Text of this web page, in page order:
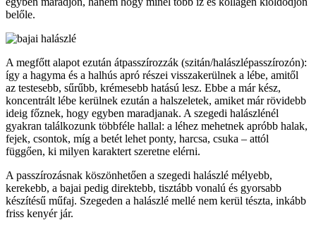
belőle.
A megfőtt alapot ezután átpasszírozzák (szitán/halászlépasszírozón):
így a hagyma és a halhús apró részei visszakerülnek a lébe, amitől
az testesebb, sűrűbb, krémesebb hatású lesz. Ebbe a már kész,
koncentrált lébe kerülnek ezután a halszeletek, amiket már rövidebb
ideig főznek, hogy egyben maradjanak. A szegedi halászlénél
gyakran találkozunk többféle hallal: a léhez mehetnek apróbb halak,
fejek, csontok, míg a betét lehet ponty, harcsa, csuka – attól
függően, ki milyen karaktert szeretne elérni.
A passzírozásnak köszönhetően a szegedi halászlé mélyebb,
kerekebb, a bajai pedig direktebb, tisztább vonalú és gyorsabb
készítésű műfaj. Szegeden a halászlé mellé nem kerül tészta, inkább
friss kenyér jár.